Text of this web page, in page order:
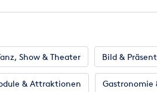
Show & Theater Bild &
& Attraktionen Gastronomie